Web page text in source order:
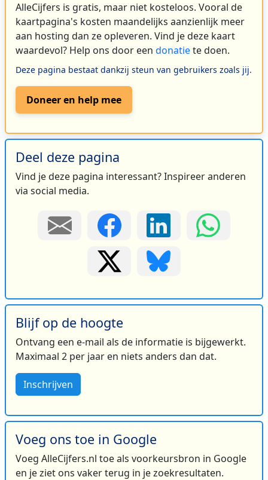
AlleCijfers is gratis, maar niet kosteloos. Vooral de
kaartpagina's kosten maandelijks aanzienlijk meer
aan hosting dan ze opleveren. Vind je deze kaart
waardevol? Help ons door een donatiete doen.
Deze pagina bestaat dankzij steun van gebruikers zoals jij.
Doneer en help mee
Deel deze pagina
Vind je deze pagina interessant? Inspireer anderen
via social media.
Blijf op de hoogte
Ontvang een e-mail als de informatie is bijgewerkt.
Maximaal 2 per jaar en niets anders dan dat.
Inschrijven
Voeg ons toe in Google
Voeg AlleCijfers.nl toe als voorkeursbron in Google
en je ziet ons vaker terug in je zoekresultaten.